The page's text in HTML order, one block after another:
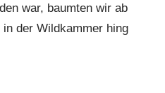
war, baumten wir ab
der Wildkammer hing